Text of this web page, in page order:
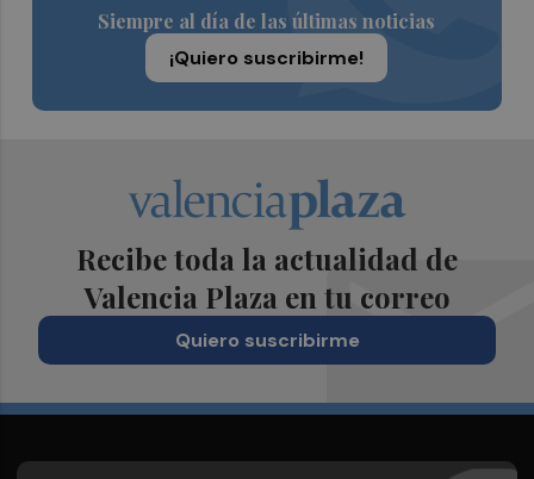
Siempre al día de las últimas noticias
¡Quiero suscribirme!
Recibe toda la actualidad de
Valencia Plaza en tu correo
Quiero suscribirme